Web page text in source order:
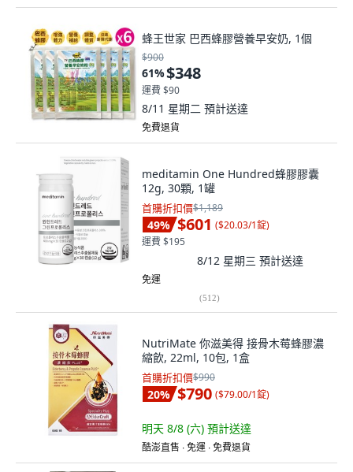
蜂王世家 巴西蜂膠營養早安奶, 1個
$900
61%$348
運費 $90
8/11 星期二 預計送達
免費退貨
meditamin One Hundred蜂膠膠囊
12g, 30顆, 1罐
首購折扣價$1,189
49% $601 ($20.03/1錠)
運費 $195
8/12 星期三 預計送達
免運
(512)
NutriMate 你滋美得 接骨木莓蜂膠濃
縮飲, 22ml, 10包, 1盒
首購折扣價$990
20% $790 ($79.00/1錠)
明天 8/8 (六) 預計送達
酷澎直售 ∙ 免運 ∙ 免費退貨